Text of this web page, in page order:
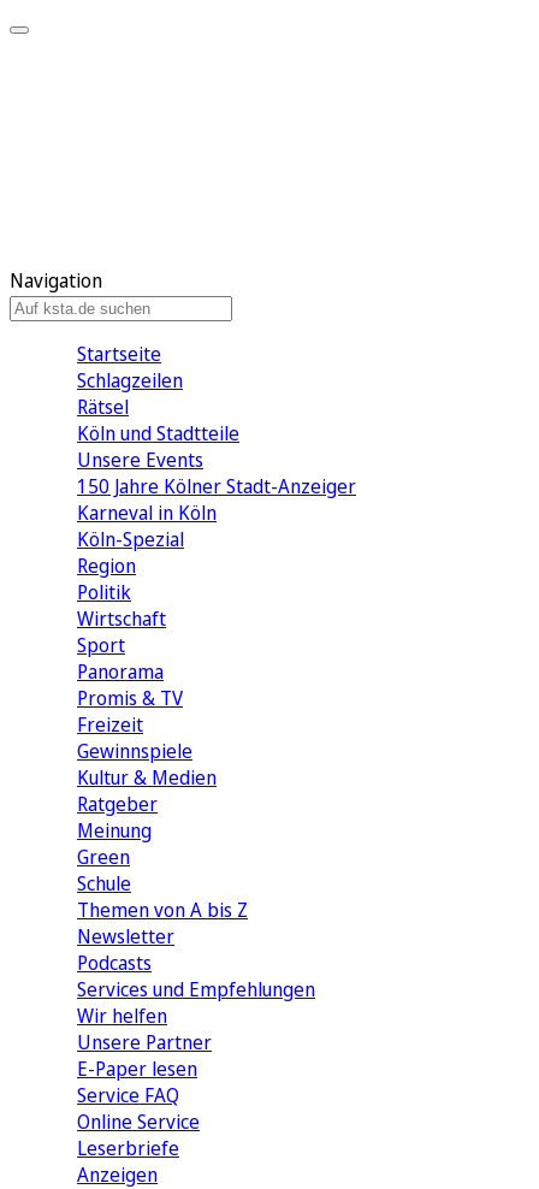
Navigation
Startseite
Schlagzeilen
Rätsel
Köln und Stadtteile
Unsere Events
150 Jahre Kölner Stadt-Anzeiger
Karneval in Köln
Köln-Spezial
Region
Politik
Wirtschaft
Sport
Panorama
Promis & TV
Freizeit
Gewinnspiele
Kultur & Medien
Ratgeber
Meinung
Green
Schule
Themen von A bis Z
Newsletter
Podcasts
Services und Empfehlungen
Wir helfen
Unsere Partner
E-Paper lesen
Service FAQ
Online Service
Leserbriefe
Anzeigen